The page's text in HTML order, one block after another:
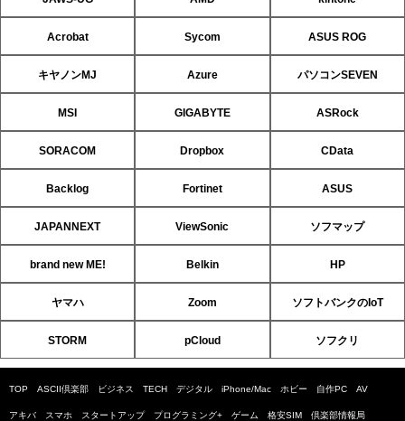
Acrobat Sycom ASUS ROG
キヤノンMJ Azure パソコンSEVEN
MSI GIGABYTE ASRock
SORACOM Dropbox CData
Backlog Fortinet ASUS
JAPANNEXT ViewSonic ソフマップ
brand new ME! Belkin HP
ヤマハ Zoom ソフトバンクのIoT
STORM pCloud ソフクリ
TOP ASCII倶楽部 ビジネス TECH デジタル iPhone/Mac ホビー 自作PC AV
アキバ スマホ スタートアップ プログラミング+ ゲーム 格安SIM 倶楽部情報局